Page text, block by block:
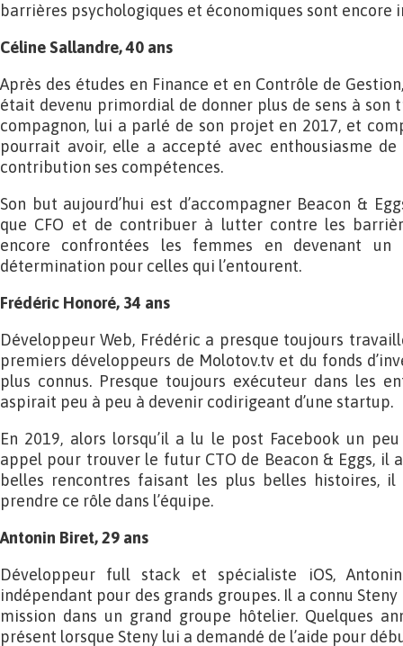
barrières psychologiques et économiques sont encore
Céline Sallandre, 40 ans
Après des études en Finance et en Contrôle de
était devenu primordial de donner plus de sens à son
compagnon, lui a parlé de son projet en 2017, et
pourrait avoir, elle a accepté avec enthousiasme
contribution ses compétences.
Son but aujourd’hui est d’accompagner Beacon &
que CFO et de contribuer à lutter contre les
encore confrontées les femmes en devenant
détermination pour celles qui l’entourent.
Frédéric Honoré, 34 ans
Développeur Web, Frédéric a presque toujours
premiers développeurs de Molotov.tv et du fonds
plus connus. Presque toujours exécuteur dans les
aspirait peu à peu à devenir codirigeant d’une startup.
En 2019, alors lorsqu’il a lu le post Facebook un
appel pour trouver le futur CTO de Beacon & Eggs, il
belles rencontres faisant les plus belles histoires, il
prendre ce rôle dans l’équipe.
Antonin Biret, 29 ans
Développeur full stack et spécialiste iOS,
indépendant pour des grands groupes. Il a connu
mission dans un grand groupe hôtelier. Quelques
présent lorsque Steny lui a demandé de l’aide pour